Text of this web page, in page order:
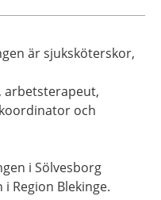
är sjuksköterskor,
arbetsterapeut,
och
i Sölvesborg
Region Blekinge.